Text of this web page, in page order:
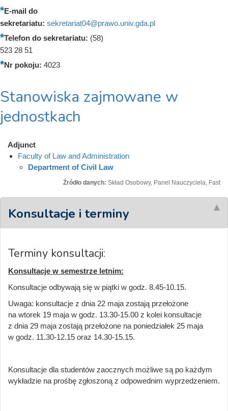
E-mail do
sekretariatu: sekretariat04@prawo.univ.gda.pl
Telefon do sekretariatu: (58)
523 28 51
Nr pokoju: 4023
Stanowiska zajmowane w
jednostkach
Adjunct
Faculty of Law and Administration
Department of Civil Law
Źródło danych: Skład Osobowy, Panel Nauczyciela, Fast
Konsultacje i terminy
Terminy konsultacji:
Konsultacje w semestrze letnim:
Konsultacje odbywają się w piątki w godz. 8.45-10.15.
Uwaga: konsultacje z dnia 22 maja zostają przełożone
na wtorek 19 maja w godz. 13.30-15.00 z kolei konsultacje
z dnia 29 maja zostają przełożone na poniedziałek 25 maja
w godz. 11.30-12.15 oraz 14.30-15.15.
Konsultacje dla studentów zaocznych możliwe są po każdym
wykładzie na prośbę zgłoszoną z odpowednim wyprzedzeniem.